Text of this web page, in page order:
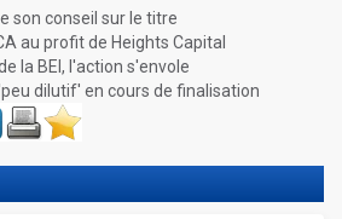
son conseil sur le titre
au profit de Heights Capital
la BEI, l'action s'envole
dilutif' en cours de finalisation
ImprimerFavoris